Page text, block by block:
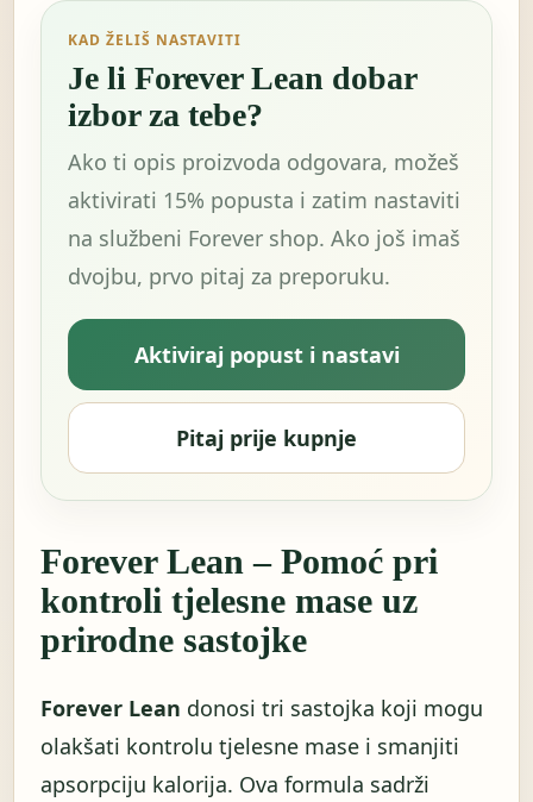
KAD ŽELIŠ NASTAVITI
Je li Forever Lean dobar
izbor za tebe?
Ako ti opis proizvoda odgovara, možeš
aktivirati 15% popusta i zatim nastaviti
na službeni Forever shop. Ako još imaš
dvojbu, prvo pitaj za preporuku.
Aktiviraj popust i nastavi
Pitaj prije kupnje
Forever Lean – Pomoć pri
kontroli tjelesne mase uz
prirodne sastojke
Forever Lean donosi tri sastojka koji mogu
olakšati kontrolu tjelesne mase i smanjiti
apsorpciju kalorija. Ova formula sadrži